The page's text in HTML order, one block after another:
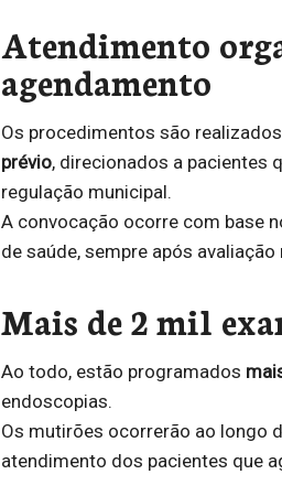
Atendimento
agendamento
Os procedimentos são realizados
prévio, direcionados a pacientes
regulação municipal.
A convocação ocorre com base
de saúde, sempre após
Mais de 2 mil
Ao todo, estão programados
endoscopias.
Os mutirões ocorrerão ao longo
atendimento dos pacientes que